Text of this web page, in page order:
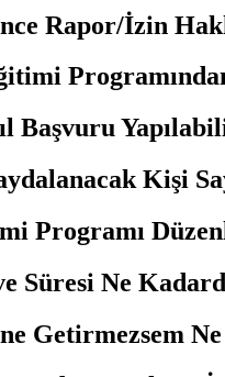
Rapor/İzin
Başvuru
Kişi
Programı
Süresi Ne
Getirmezsem